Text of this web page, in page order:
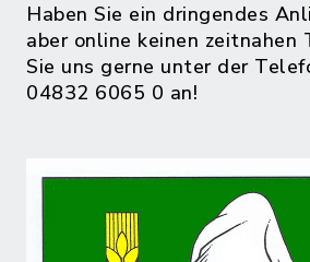
Haben Sie ein dringendes
aber online keinen zeitnahen
Sie uns gerne unter der
04832 6065 0 an!